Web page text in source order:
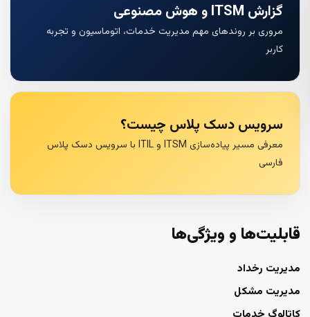
گزارش ITSM و هوش مصنوعی
مروری بر روندهای مهم مدیریت خدمات، اتوماسیون و تجربه
کاربر
سرویس دسک پلاس چیست؟
معرفی مسیر پیاده‌سازی ITSM و ITIL با سرویس دسک پلاس
فارسی
قابلیت‌ها و ویژگی‌ها
مدیریت رخداد
مدیریت مشکل